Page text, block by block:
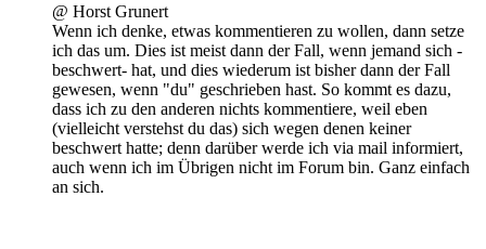
@ Horst Grunert
Wenn ich denke, etwas kommentieren zu wollen, dann setze
ich das um. Dies ist meist dann der Fall, wenn jemand sich -
beschwert- hat, und dies wiederum ist bisher dann der Fall
gewesen, wenn "du" geschrieben hast. So kommt es dazu,
dass ich zu den anderen nichts kommentiere, weil eben
(vielleicht verstehst du das) sich wegen denen keiner
beschwert hatte; denn darüber werde ich via mail informiert,
auch wenn ich im Übrigen nicht im Forum bin. Ganz einfach
an sich.